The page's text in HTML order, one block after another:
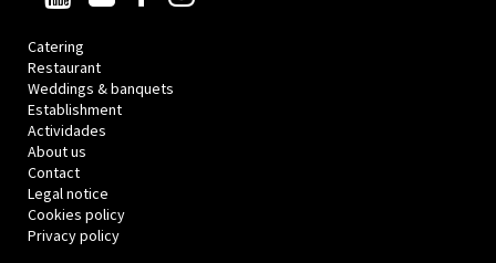
Catering
Restaurant
Weddings & banquets
Establishment
Actividades
About us
Contact
Legal notice
Cookies policy
Privacy policy